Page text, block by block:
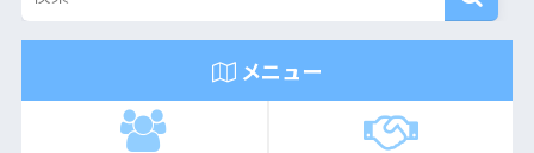
メニュー